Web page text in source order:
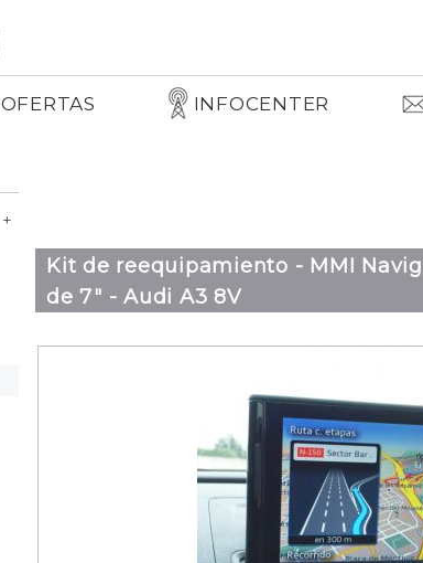
OFERTAS INFOCENTER
Kit de reequipamiento - MMI
de 7" - Audi A3 8V